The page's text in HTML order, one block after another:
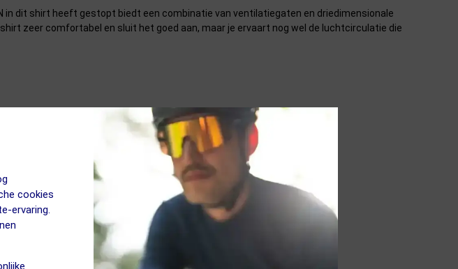
cookies
ervaring.
in dit shirt heeft gestopt biedt een combinatie van ventilatiegaten en driedimensionale
zeer comfortabel en sluit het goed aan, maar je ervaart nog wel de luchtcirculatie die
om naar de uitleg van dit systeem te gaan.